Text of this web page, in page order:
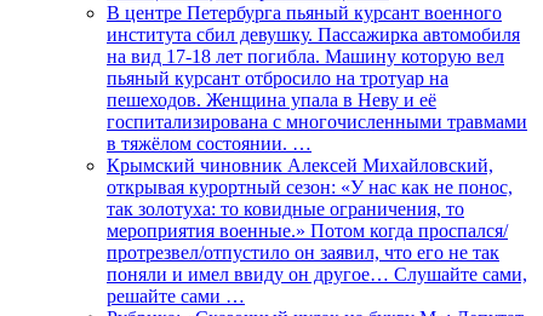
В центре Петербурга пьяный курсант военного
института сбил девушку. Пассажирка автомобиля
на вид 17-18 лет погибла. Машину которую вел
пьяный курсант отбросило на тротуар на
пешеходов. Женщина упала в Неву и её
госпитализирована с многочисленными травмами
в тяжёлом состоянии. …
Крымский чиновник Алексей Михайловский,
открывая курортный сезон: «У нас как не понос,
так золотуха: то ковидные ограничения, то
мероприятия военные.» Потом когда проспался/
протрезвел/отпустило он заявил, что его не так
поняли и имел ввиду он другое… Слушайте сами,
решайте сами …